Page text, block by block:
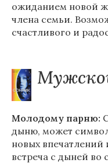
ожиданием новой
члена семьи.
счастливого и
Молодому парню:
дыню, может
новых
встреча с дыней во